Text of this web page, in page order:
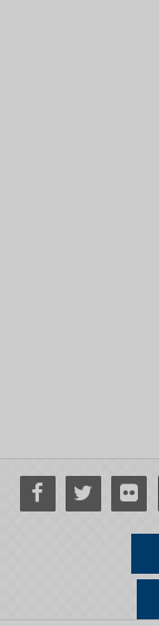
Facebook
Twitter Flickr